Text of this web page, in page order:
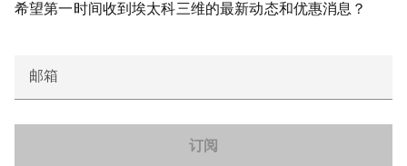
希望第一时间收到埃太科三维的最新动态和优惠消息？
邮箱